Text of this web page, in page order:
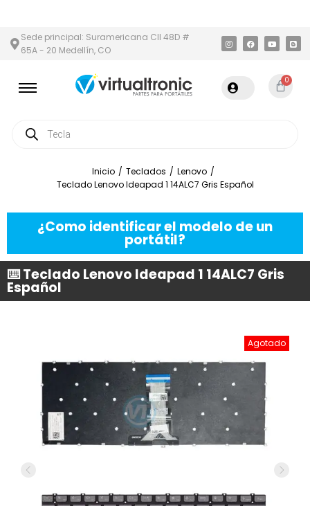
Sede principal: Suramericana Cll 48D #
65A - 20 Medellín, CO
0
Inicio / Teclados / Lenovo /
Teclado Lenovo Ideapad 1 14ALC7 Gris Español
¿Como identificar el modelo de un
portátil?
⌨️ Teclado Lenovo Ideapad 1 14ALC7 Gris
Español
Agotado